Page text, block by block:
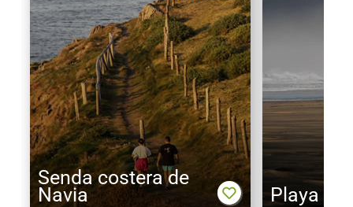
Senda costera de
Navia Playa de